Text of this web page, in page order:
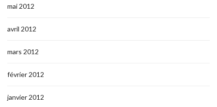
mai 2012
avril 2012
mars 2012
février 2012
janvier 2012